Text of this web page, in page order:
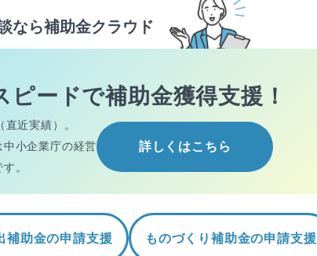
なら補助金クラウド
ピードで補助金獲得支援！
近実績）。
小企業庁の経営
。
詳しくはこちら
補助金の申請支援 ものづくり補助金の申請支援